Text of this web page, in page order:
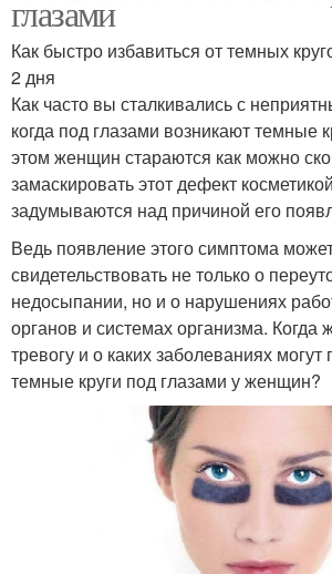
глазами
Как быстро избавиться от темных
2 дня
Как часто вы сталкивались с
когда под глазами возникают темные
этом женщин стараются как можно
замаскировать этот дефект
задумываются над причиной его
Ведь появление этого симптома
свидетельствовать не только о
недосыпании, но и о нарушениях
органов и системах организма. Когда
тревогу и о каких заболеваниях
темные круги под глазами у женщин?